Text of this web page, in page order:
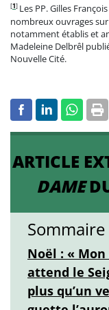
[1] Les PP. Gilles
nombreux ouvrages
notamment établis et
Madeleine Delbrêl
Nouvelle Cité.
ARTICLE
DAME
Sommaire
Noël : « Mon
attend le
plus qu’un